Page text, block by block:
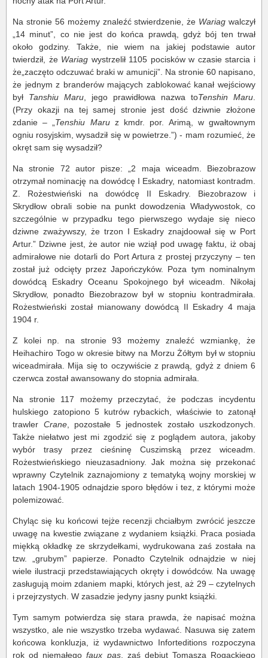
Na stronie 56 możemy znaleźć stwierdzenie, że Wariag walczył
„14 minut”, co nie jest do końca prawdą, gdyż bój ten trwał
około godziny. Także, nie wiem na jakiej podstawie autor
twierdził, że Wariag wystrzelił 1105 pocisków w czasie starcia i
że„zaczęto odczuwać braki w amunicji”. Na stronie 60 napisano,
że jednym z branderów mających zablokować kanał wejściowy
był Tanshiu Maru , jego prawidłowa nazwa toTenshin Maru
(Przy okazji na tej samej stronie jest dość dziwnie złożone
zdanie – „ Tenshiu Maru z kmdr. por. Arimą, w gwałtownym
ogniu rosyjskim, wysadził się w powietrze.”) - mam rozumieć, że
okręt sam się wysadził?
Na stronie 72 autor pisze: „2 maja wiceadm. Biezobrazow
otrzymał nominację na dowódcę I Eskadry, natomiast kontradm.
Z. Rożestwieński na dowódcę II Eskadry. Biezobrazow i
Skrydłow obrali sobie na punkt dowodzenia Władywostok, co
szczególnie w przypadku tego pierwszego wydaje się nieco
dziwne zważywszy, że trzon I Eskadry znajdoował się w Port
Artur.” Dziwne jest, że autor nie wziął pod uwagę faktu, iż obaj
admirałowe nie dotarli do Port Artura z prostej przyczyny – ten
został już odcięty przez Japończyków. Poza tym nominalnym
dowódcą Eskadry Oceanu Spokojnego był wiceadm. Nikołaj
Skrydłow, ponadto Biezobrazow był w stopniu kontradmirała.
Rożestwieński został mianowany dowódcą II Eskadry 4 maja
1904 r.
Z kolei np. na stronie 93 możemy znaleźć wzmiankę, że
Heihachiro Togo w okresie bitwy na Morzu Żółtym był w stopniu
wiceadmirała. Mija się to oczywiście z prawdą, gdyż z dniem 6
czerwca został awansowany do stopnia admirała.
Na stronie 117 możemy przeczytać, że podczas incydentu
hulskiego zatopiono 5 kutrów rybackich, właściwie to zatonął
trawler Crane, pozostałe 5 jednostek zostało uszkodzonych.
Także niełatwo jest mi zgodzić się z poglądem autora, jakoby
wybór trasy przez cieśninę Cuszimską przez wiceadm.
Rożestwieńskiego nieuzasadniony. Jak można się przekonać
wprawny Czytelnik zaznajomiony z tematyką wojny morskiej w
latach 1904-1905 odnajdzie sporo błędów i tez, z którymi może
polemizować.
Chyląc się ku końcowi tejże recenzji chciałbym zwrócić jeszcze
uwagę na kwestie związane z wydaniem książki. Praca posiada
miękką okładkę ze skrzydełkami, wydrukowana zaś została na
tzw. „grubym” papierze. Ponadto Czytelnik odnajdzie w niej
wiele ilustracji przedstawiających okręty i dowódców. Na uwagę
zasługują moim zdaniem mapki, których jest, aż 29 – czytelnych
i przejrzystych. W zasadzie jedyny jasny punkt książki.
Tym samym potwierdza się stara prawda, że napisać można
wszystko, ale nie wszystko trzeba wydawać. Nasuwa się zatem
końcowa konkluzja, iż wydawnictwo Inforteditions rozpoczyna
rok od niemałegofaux pas, zaś debiut Tomasza Rogackiego